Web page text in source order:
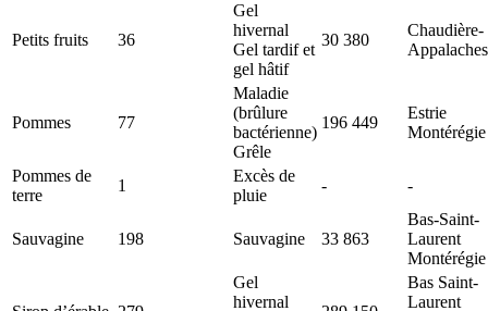
Petits fruits 36
Gel
hivernal
Gel tardif et
gel hâtif
30 380
Chaudière-
Appalaches
Pommes 77
Maladie
(brûlure
bactérienne)
Grêle
196 449
Estrie
Montérégie
Pommes de
terre
1
Excès de
pluie
- -
Sauvagine 198 Sauvagine 33 863
Bas-Saint-
Laurent
Montérégie
Gel
hivernal
Bas Saint-
Laurent